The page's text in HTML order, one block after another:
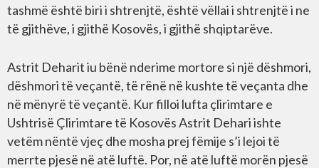
tashmë është biri i shtrenjtë, është vëllai i shtrenjtë i ne
të gjithëve, i gjithë Kosovës, i gjithë shqiptarëve.
Astrit Deharit iu bënë nderime mortore si një dëshmori,
dëshmori të veçantë, të rënë në kushte të veçanta dhe
në mënyrë të veçantë. Kur filloi lufta çlirimtare e
Ushtrisë Çlirimtare të Kosovës Astrit Dehari ishte
vetëm nëntë vjeç dhe mosha prej fëmije s’i lejoi të
merrte pjesë në atë luftë. Por, në atë luftë morën pjesë